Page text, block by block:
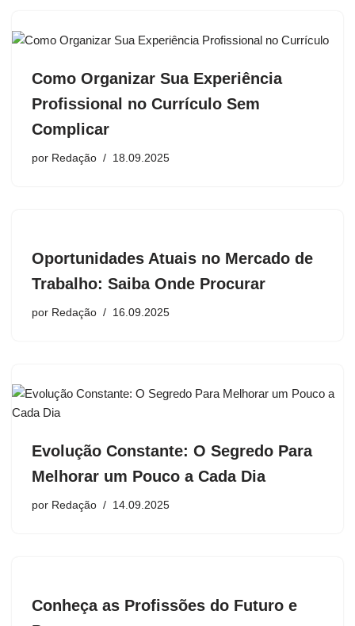
Como Organizar Sua Experiência
Profissional no Currículo Sem
Complicar
por Redação 18.09.2025
Oportunidades Atuais no Mercado de
Trabalho: Saiba Onde Procurar
por Redação 16.09.2025
Evolução Constante: O Segredo Para
Melhorar um Pouco a Cada Dia
por Redação 14.09.2025
Conheça as Profissões do Futuro e